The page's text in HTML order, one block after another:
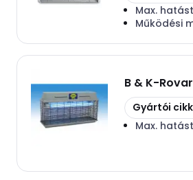
Max.
Működési
B & K-
Másolás
Gyártói
Max.